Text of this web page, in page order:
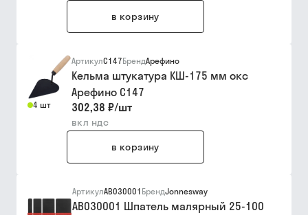
в корзину
4 шт
АртикулС147БрендАрефино
Кельма штукатура КШ-175 мм окс
Арефино С147
302,38 ₽/шт
вкл ндс
в корзину
АртикулAB030001 БрендJonnesway
AB030001 Шпатель малярный 25-100